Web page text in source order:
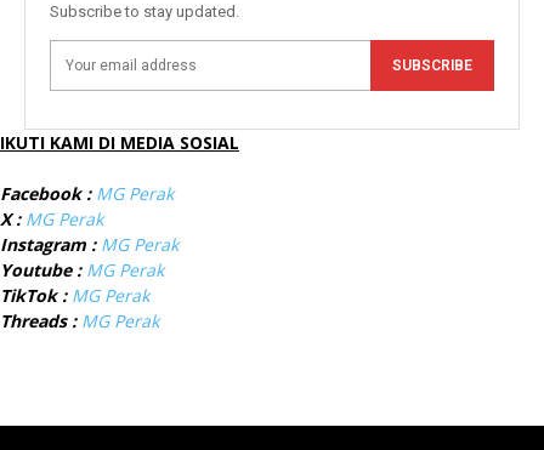
Subscribe to stay updated.
SUBSCRIBE
IKUTI KAMI DI MEDIA SOSIAL
Facebook : MG Perak
X : MG Perak
Instagram : MG Perak
Youtube : MG Perak
TikTok : MG Perak
Threads : MG Perak